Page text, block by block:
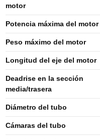
motor
Potencia máxima del motor
Peso máximo del motor
Longitud del eje del motor
Deadrise en la sección
media/trasera
Diámetro del tubo
Cámaras del tubo